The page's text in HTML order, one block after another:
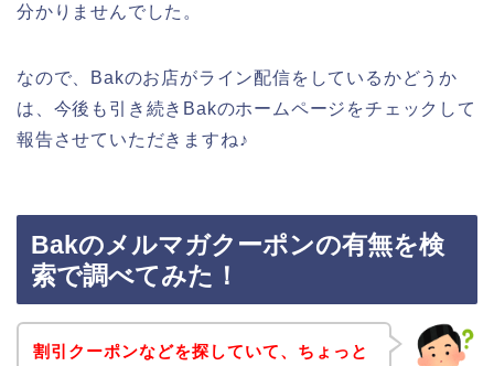
分かりませんでした。
なので、Bakのお店がライン配信をしているかどうか
は、今後も引き続きBakのホームページをチェックして
報告させていただきますね♪
Bakのメルマガクーポンの有無を検
索で調べてみた！
割引クーポンなどを探していて、ちょっと